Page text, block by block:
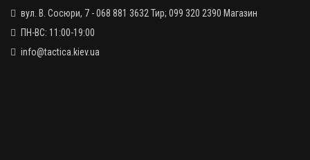
вул. В. Сосюри, 7 - 068 881 3632 Тир; 099 320 2390 Магазин
ПН-ВС: 11:00-19:00
info@tactica.kiev.ua